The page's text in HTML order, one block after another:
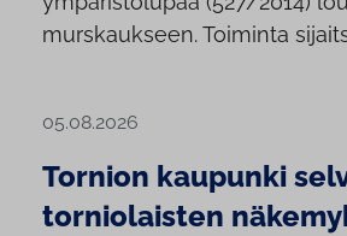
murskaukseen. Toiminta
05.08.2026
Tornion kaupunki
torniolaisten